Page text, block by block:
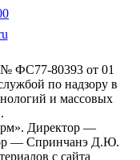
ФС77-80393 от 01
по надзору в
и массовых
Директор —
— Спринчанэ Д.Ю.
с сайта